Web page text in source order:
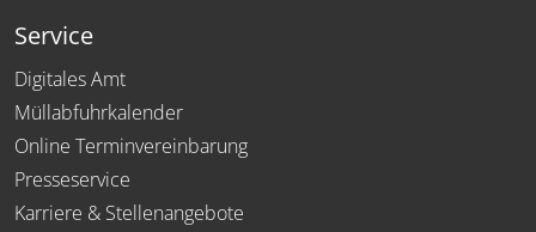
Service
Digitales Amt
Müllabfuhrkalender
Online Terminvereinbarung
Presseservice
Karriere & Stellenangebote